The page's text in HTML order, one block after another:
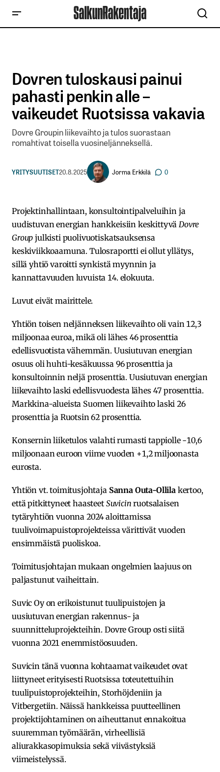
Dovren tuloskausi painui
pahasti penkin alle –
vaikeudet Ruotsissa vakavia
Dovre Groupin liikevaihto ja tulos suorastaan
romahtivat toisella vuosineljänneksellä.
YRITYSUUTISET20.8.2025 Jorma Erkkilä 0
Projektinhallintaan, konsultointipalveluihin ja
uudistuvan energian hankkeisiin keskittyvä Dovre
Group julkisti puolivuotiskatsauksensa
keskiviikkoaamuna. Tulosraportti ei ollut yllätys,
sillä yhtiö varoitti synkistä myynnin ja
kannattavuuden luvuista 14. elokuuta.
Luvut eivät mairittele.
Yhtiön toisen neljänneksen liikevaihto oli vain 12,3
miljoonaa euroa, mikä oli lähes 46 prosenttia
edellisvuotista vähemmän. Uusiutuvan energian
osuus oli huhti-kesäkuussa 96 prosenttia ja
konsultoinnin neljä prosenttia. Uusiutuvan energian
liikevaihto laski edellisvuodesta lähes 47 prosenttia.
Markkina-alueista Suomen liikevaihto laski 26
prosenttia ja Ruotsin 62 prosenttia.
Konsernin liiketulos valahti rumasti tappiolle -10,6
miljoonaan euroon viime vuoden +1,2 miljoonasta
eurosta.
Yhtiön vt. toimitusjohtaja Sanna Outa-Ollila kertoo,
että pitkittyneet haasteet Suvicin ruotsalaisen
tytäryhtiön vuonna 2024 aloittamissa
tuulivoimapuistoprojekteissa värittivät vuoden
ensimmäistä puoliskoa.
Toimitusjohtajan mukaan ongelmien laajuus on
paljastunut vaiheittain.
Suvic Oy on erikoistunut tuulipuistojen ja
uusiutuvan energian rakennus- ja
suunnitteluprojekteihin. Dovre Group osti siitä
vuonna 2021 enemmistöosuuden.
Suvicin tänä vuonna kohtaamat vaikeudet ovat
liittyneet erityisesti Ruotsissa toteutettuihin
tuulipuistoprojekteihin, Storhöjdeniin ja
Vitbergetiin. Näissä hankkeissa puutteellinen
projektijohtaminen on aiheuttanut ennakoitua
suuremman työmäärän, virheellisiä
aliurakkasopimuksia sekä viivästyksiä
viimeistelyssä.